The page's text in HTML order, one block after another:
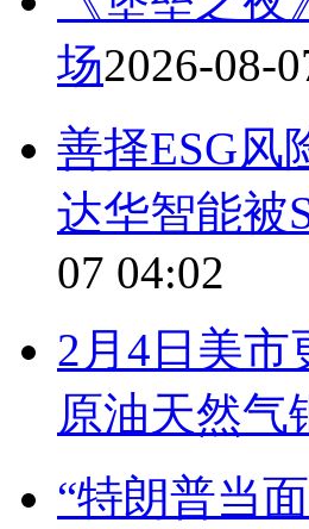
场2026-08-
善择ESG风
达华智能被
07 04:02
2月4日美市
原油天然气
“特朗普当